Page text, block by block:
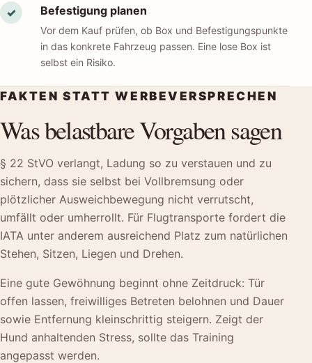
✓ Befestigung planen
Vor dem Kauf prüfen, ob Box und Befestigungspunkte
in das konkrete Fahrzeug passen. Eine lose Box ist
selbst ein Risiko.
FAKTEN STATT WERBEVERSPRECHEN
Was belastbare Vorgaben sagen
§ 22 StVO verlangt, Ladung so zu verstauen und zu
sichern, dass sie selbst bei Vollbremsung oder
plötzlicher Ausweichbewegung nicht verrutscht,
umfällt oder umherrollt. Für Flugtransporte fordert die
IATA unter anderem ausreichend Platz zum natürlichen
Stehen, Sitzen, Liegen und Drehen.
Eine gute Gewöhnung beginnt ohne Zeitdruck: Tür
offen lassen, freiwilliges Betreten belohnen und Dauer
sowie Entfernung kleinschrittig steigern. Zeigt der
Hund anhaltenden Stress, sollte das Training
angepasst werden.